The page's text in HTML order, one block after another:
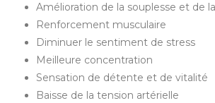
Amélioration de la souplesse et de
Renforcement musculaire
Diminuer le sentiment de stress
Meilleure concentration
Sensation de détente et de vitalité
Baisse de la tension artérielle